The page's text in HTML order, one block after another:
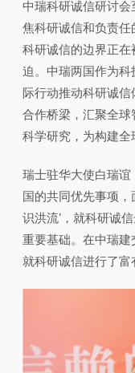
中瑞科研诚信研讨
焦科研诚信和负责任
科研诚信的边界正
迫。中瑞两国作为
际行动推动科研诚
合作桥梁，汇聚全
科学研究，为构建全
瑞士驻华大使白瑞
国的共同优先事项，
识洪流’，就科研诚
重要基础。在中瑞
就科研诚信进行了富